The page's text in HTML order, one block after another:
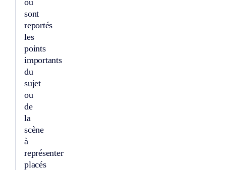
sont
reportés
les
points
importants
du
sujet
ou
de
la
scène
à
représenter
placés